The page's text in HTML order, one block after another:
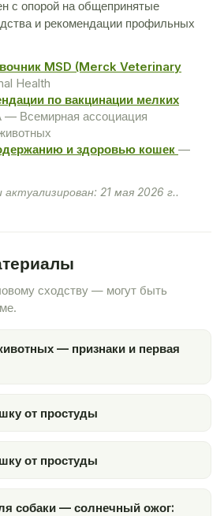
с опорой на общепринятые
и рекомендации профильных
MSD (Merck Veterinary
Health
по вакцинации мелких
— Всемирная ассоциация
и здоровью кошек —
21 мая 2026 г..
сходству — могут быть
— признаки и первая
от простуды
от простуды
собаки — солнечный ожог: